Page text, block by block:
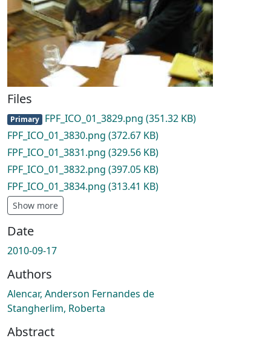
Files
Primary FPF_ICO_01_3829.png (351.32 KB)
FPF_ICO_01_3830.png (372.67 KB)
FPF_ICO_01_3831.png (329.56 KB)
FPF_ICO_01_3832.png (397.05 KB)
FPF_ICO_01_3834.png (313.41 KB)
Show more
Date
2010-09-17
Authors
Alencar, Anderson Fernandes de
Stangherlim, Roberta
Abstract